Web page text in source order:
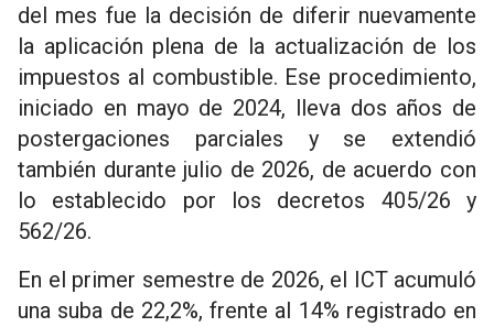
del mes fue la decisión de diferir nuevamente
la aplicación plena de la actualización de los
impuestos al combustible. Ese procedimiento,
iniciado en mayo de 2024, lleva dos años de
postergaciones parciales y se extendió
también durante julio de 2026, de acuerdo con
lo establecido por los decretos 405/26 y
562/26.
En el primer semestre de 2026, el ICT acumuló
una suba de 22,2%, frente al 14% registrado en